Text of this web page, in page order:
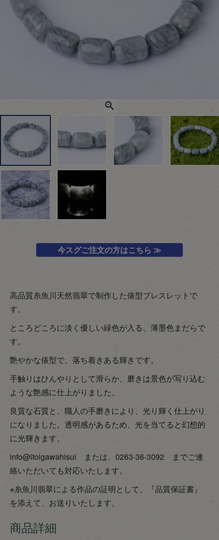
今スグご注文の方はこちら ≫
高品質糸魚川天然翡翠で制作した俵型ブレスレットで
す。
ところどころに淡く優しい緑色が入る、薄墨色まだらで
す。
艶やかな俵型で、落ち着きある輝きです。
手触りはひんやりとして滑らか、磨きは景色が写り込む
ような艶感に仕上がりました。
良質な石質と、職人の手磨きにより、光り輝く仕上がり
になりました。透明感があるため、光を当てると幻想的
に光輝きます。
info@itoigawahisui または、0263-36-3092 までご連
絡いただいても対応いたします。
※糸魚川翡翠による作品の証明として、『品質保証書』
を添えて、お送りいたします。
商品詳細